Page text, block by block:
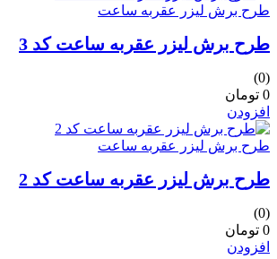
طرح برش لیزر عقربه ساعت
طرح برش لیزر عقربه ساعت کد 3
(0)
0 تومان
افزودن
طرح برش لیزر عقربه ساعت
طرح برش لیزر عقربه ساعت کد 2
(0)
0 تومان
افزودن